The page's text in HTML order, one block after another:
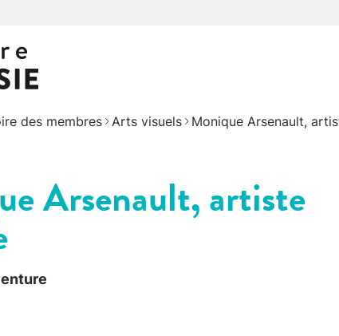
des membres Arts visuels Monique Arsenault,
Arsenault, artiste